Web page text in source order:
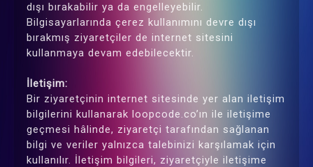
dışı bırakabilir ya da engelleyebilir.
Bilgisayarlarında çerez kullanımını devre dışı
bırakmış ziyaretçiler de internet sitesini
kullanmaya devam edebilecektir.
İletişim:
Bir ziyaretçinin internet sitesinde yer alan iletişim
bilgilerini kullanarak loopcode.co’ın ile iletişime
geçmesi hâlinde, ziyaretçi tarafından sağlanan
bilgi ve veriler yalnızca talebinizi karşılamak için
kullanılır. İletişim bilgileri, ziyaretçiyle iletişime